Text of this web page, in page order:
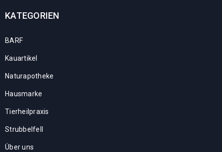
KATEGORIEN
BARF
Kauartikel
Naturapotheke
Hausmarke
Tierheilpraxis
Strubbelfell
Über uns